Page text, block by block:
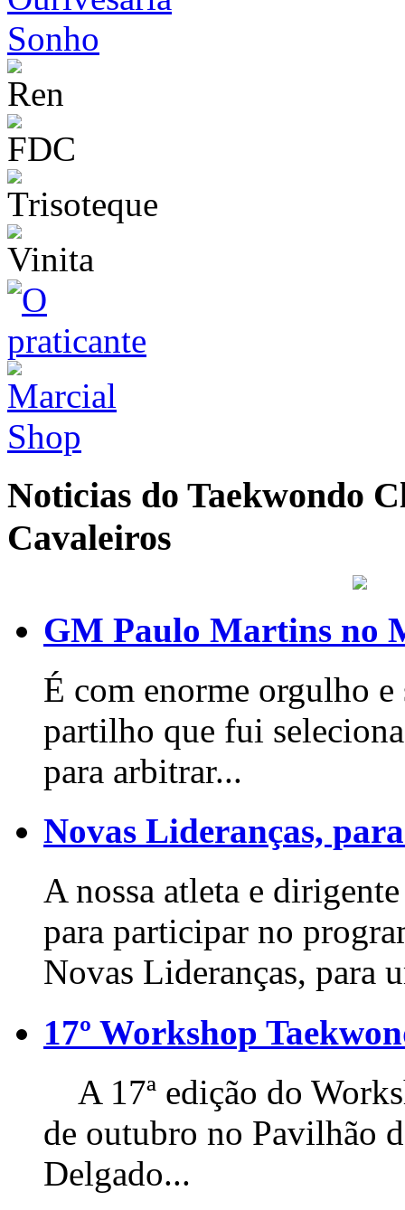
Noticias do Taekwondo
Cavaleiros
GM Paulo Martins no
É com enorme orgulho
partilho que fui
para arbitrar...
Novas Lideranças,
A nossa atleta e
para participar no
Novas Lideranças, para
17º Workshop
A 17ª edição do
de outubro no Pavilhão
Delgado...